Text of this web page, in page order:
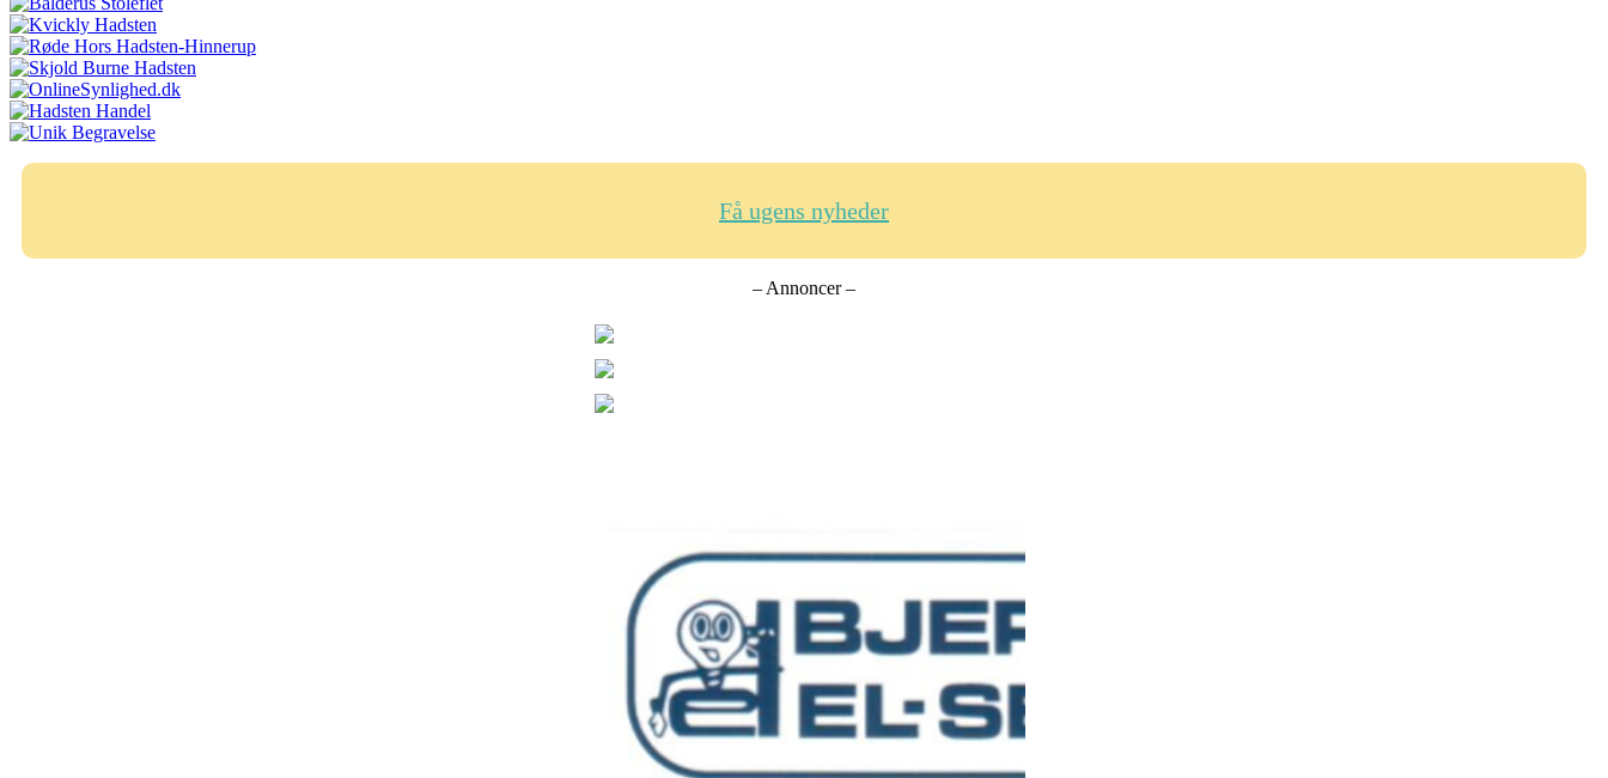
Få ugens nyheder
– Annoncer –